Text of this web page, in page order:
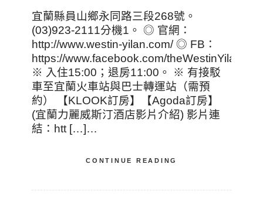
宜蘭縣員山鄉永同路三段268號。
(03)923-2111分機1。 ◎ 官網：
http://www.westin-yilan.com/ ◎ FB：
https://www.facebook.com/theWestinYilan/
※ 入住15:00；退房11:00。 ※ 有接駁
車至宜蘭火車站與巴士轉運站（需預
約） 【KLOOK訂房】【Agoda訂房】
(宜蘭力麗威斯汀酒店影片介紹) 影片連
結：htt […]…
CONTINUE READING